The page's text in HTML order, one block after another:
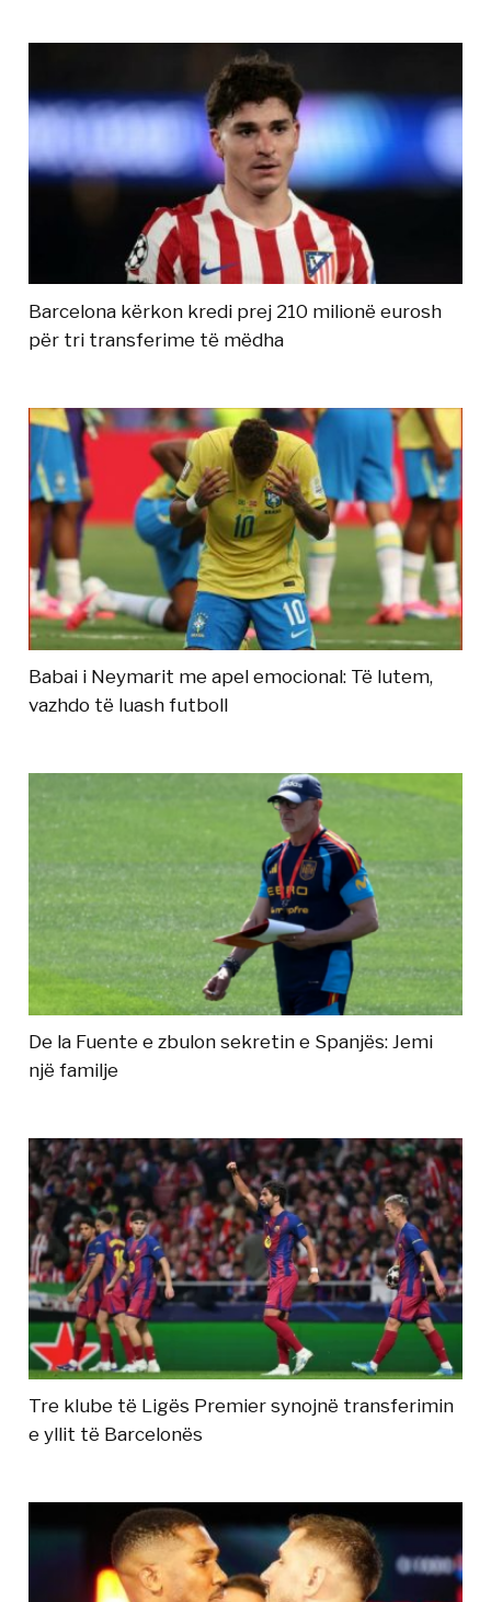
Barcelona kërkon kredi prej 210 milionë eurosh
për tri transferime të mëdha
Babai i Neymarit me apel emocional: Të lutem,
vazhdo të luash futboll
De la Fuente e zbulon sekretin e Spanjës: Jemi
një familje
Tre klube të Ligës Premier synojnë transferimin
e yllit të Barcelonës